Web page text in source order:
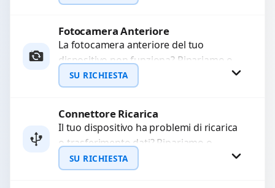
immagini sfocate, messa a fuoco non
Richiedi Preventivo
WhatsApp
Fotocamera Anteriore
La fotocamera anteriore del tuo
dispositivo non funziona? Ripariamo o
sostituiamo fotocamere guaste con
problemi come immagini sfocate, messa
SU RICHIESTA
Richiedi Preventivo
WhatsApp
Connettore Ricarica
Il tuo dispositivo ha problemi di ricarica
o trasferimento dati? Ripariamo o
sostituiamo connettori di ricarica guasti,
rotti, allentati, danneggiati,...
SU RICHIESTA